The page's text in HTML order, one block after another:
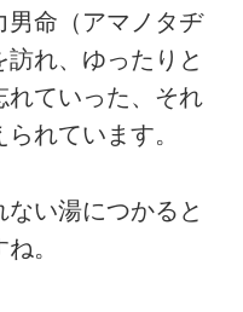
男命（アマノタヂ
れ、ゆったりと
れていった、それ
れています。
い湯につかると
。